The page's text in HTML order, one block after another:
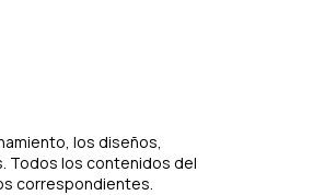
los diseños,
Todos los contenidos del
correspondientes.